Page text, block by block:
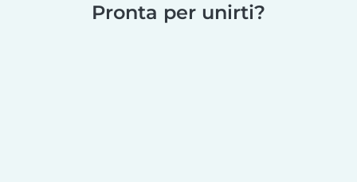
Pronta per unirti?